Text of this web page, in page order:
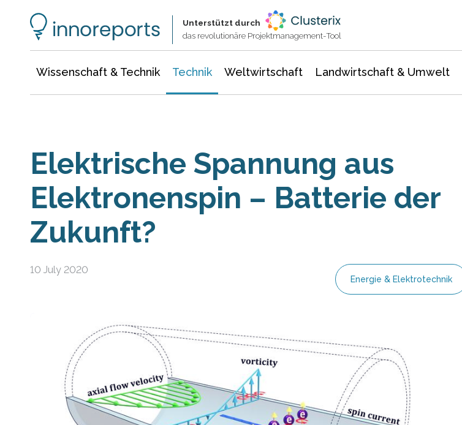
Unterstützt durch
das revolutionäre Projektmanagement-Tool
Wissenschaft & Technik Technik Weltwirtschaft Landwirtschaft & Umwelt
Elektrische Spannung aus
Elektronenspin – Batterie der
Zukunft?
10 July 2020
Energie & Elektrotechnik